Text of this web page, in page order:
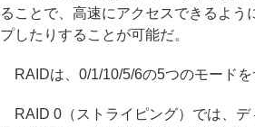
ることで、高速にアクセスできるよう
プしたりすることが可能だ。
RAIDは、0/1/10/5/6の5つのモードを
RAID 0（ストライピング）では、デ